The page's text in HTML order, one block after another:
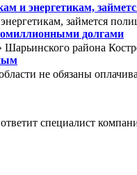
и энергетикам,
займется
долгами
района
не обязаны
специалист